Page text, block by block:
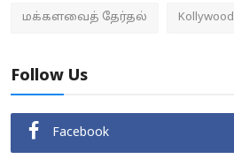
மக்களவைத் தேர்தல் Kollywood
Follow Us
Facebook